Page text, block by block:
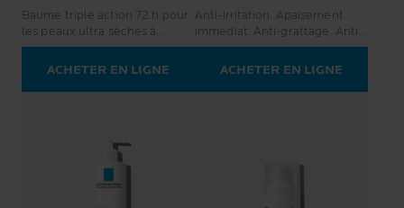
Baume triple action 72 h pour
les peaux ultra sèches à
tendance à l’eczéma atopique.
Contrôle des démangeaisons.
peau sèche. Anti-récidive :
ACHETER EN LIGNE
Anti-irritation. Apaisement
immédiat. Anti-grattage. Anti-
récidive.
ACHETER EN LIGNE